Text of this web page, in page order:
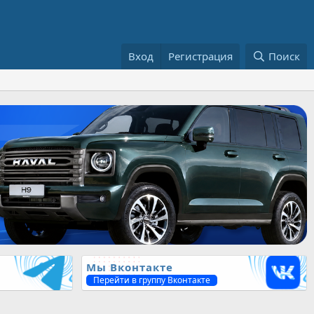
Вход Регистрация Поиск
Мы Вконтакте
Перейти в группу Вконтакте